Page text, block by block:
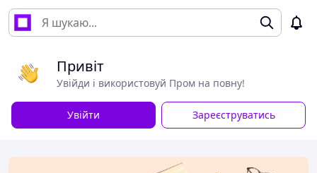
Привіт
Увійди і використовуй Пром на повну!
Увійти Зареєструватись